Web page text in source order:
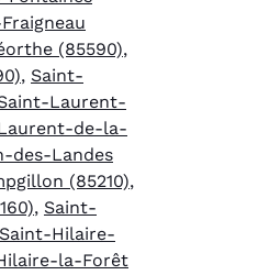
(85590),
, Saint-
Laurent-
de-la-
des-Landes
(85210),
, Saint-
Saint-Hilaire-
la-Forêt